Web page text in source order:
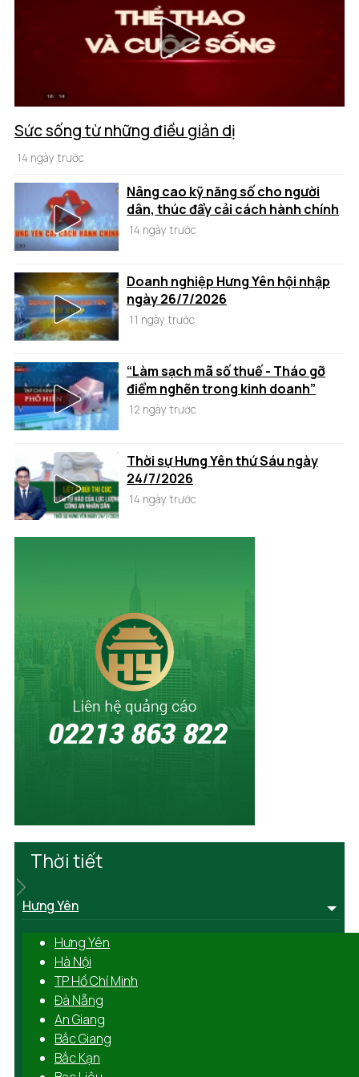
Sức sống từ những điều giản dị
14 ngày trước
Nâng cao kỹ năng số cho người
dân, thúc đẩy cải cách hành chính
14 ngày trước
Doanh nghiệp Hưng Yên hội nhập
ngày 26/7/2026
11 ngày trước
“Làm sạch mã số thuế - Tháo gỡ
điểm nghẽn trong kinh doanh”
12 ngày trước
Thời sự Hưng Yên thứ Sáu ngày
24/7/2026
14 ngày trước
Thời tiết
Hưng Yên
Hưng Yên
Hà Nội
TP Hồ Chí Minh
Đà Nẵng
An Giang
Bắc Giang
Bắc Kạn